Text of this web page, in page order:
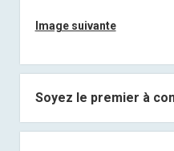
Image suivante
Soyez le premier à